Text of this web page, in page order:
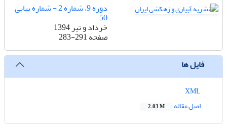
دوره 9، شماره 2 - شماره پیاپی
50
خرداد و تیر 1394
صفحه283-291
فایل ها
اصل مقاله
2.03 M